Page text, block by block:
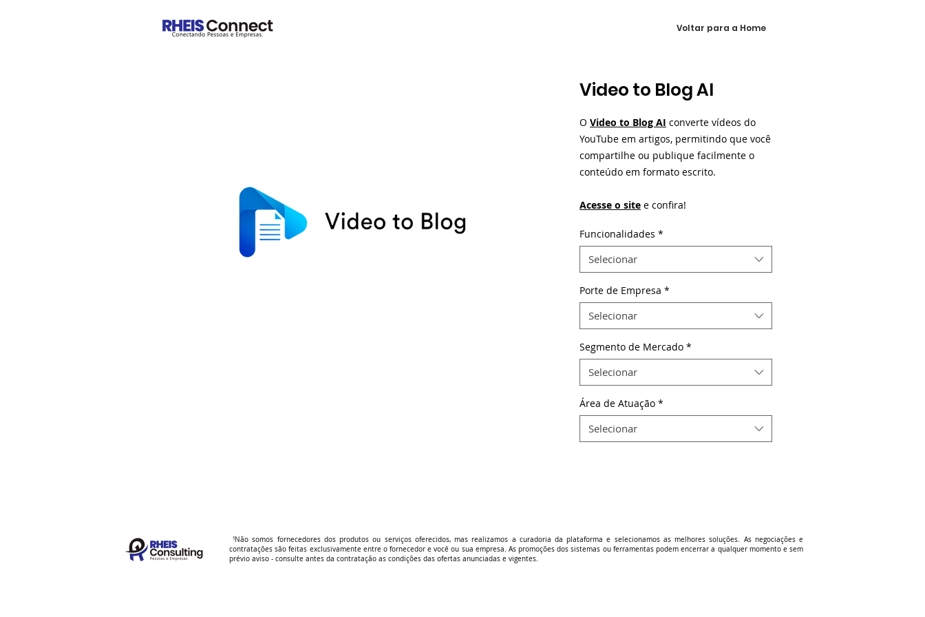
Voltar para a Home
Video to Blog AI
O Video to Blog AI converte vídeos do
YouTube em artigos, permitindo que você
compartilhe ou publique facilmente o
conteúdo em formato escrito.
Acesse o site e confira!
Funcionalidades *
Selecionar
Porte de Empresa *
Selecionar
Segmento de Mercado *
Selecionar
Área de Atuação *
Selecionar
¹Não somos fornecedores dos produtos ou serviços oferecidos, mas realizamos a curadoria da plataforma e selecionamos as melhores soluções. As negociações e
contratações são feitas exclusivamente entre o fornecedor e você ou sua empresa. As promoções dos sistemas ou ferramentas podem encerrar a qualquer momento e sem
prévio aviso - consulte antes da contratação as condições das ofertas anunciadas e vigentes.